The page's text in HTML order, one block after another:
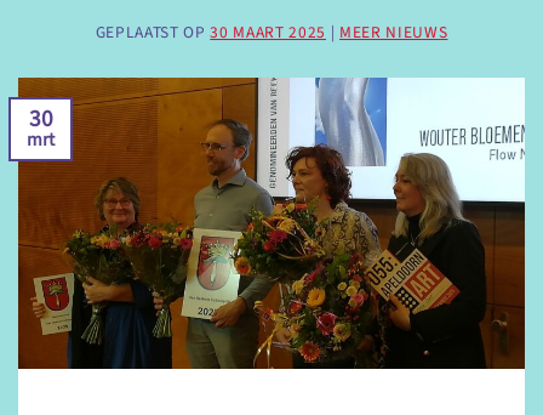
GEPLAATST OP30 MAART 2025 | MEER NIEUWS
30
mrt